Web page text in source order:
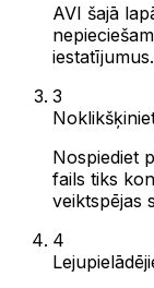
AVI šajā
iestatījumus.
3
Nospiediet
fails tiks
veiktspējas
4